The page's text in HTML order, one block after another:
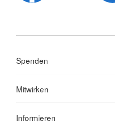
Spenden
Mitwirken
Informieren